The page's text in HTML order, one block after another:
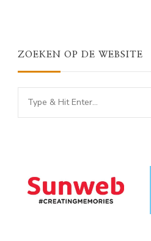
ZOEKEN OP DE WEBSITE
Looking
for